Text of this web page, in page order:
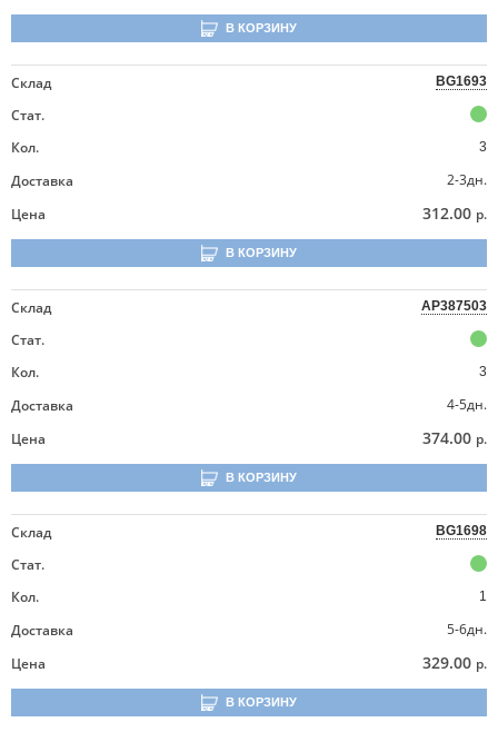
В КОРЗИНУ
Склад BG1693
Стат.
Кол.
3
Доставка
2-3дн.
Цена
312.00 р.
В КОРЗИНУ
Склад AP387503
Стат.
Кол.
3
Доставка
4-5дн.
Цена
374.00 р.
В КОРЗИНУ
Склад BG1698
Стат.
Кол.
1
Доставка
5-6дн.
Цена
329.00 р.
В КОРЗИНУ